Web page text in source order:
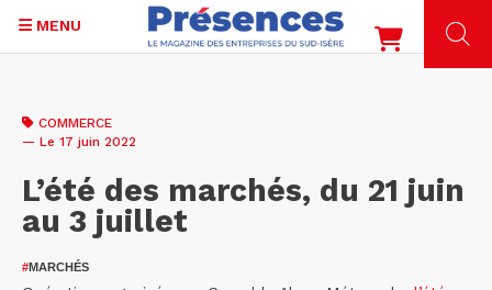
contenu
MENU
COMMERCE
— Le 17 juin 2022
L’été des marchés, du 21 juin
au 3 juillet
#MARCHÉS